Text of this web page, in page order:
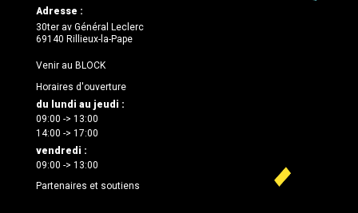
Adresse :
30ter av Général Leclerc
69140 Rillieux-la-Pape
Venir au BLOCK
Horaires d'ouverture
du lundi au jeudi :
09:00 -> 13:00
14:00 -> 17:00
vendredi :
09:00 -> 13:00
Partenaires et soutiens